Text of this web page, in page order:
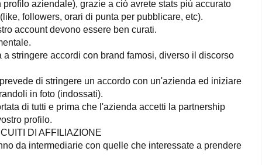
aziendale), grazie a ciò avrete stats più accurato
followers, orari di punta per pubblicare, etc).
account devono essere ben curati.
stringere accordi con brand famosi, diverso il discorso
di stringere un accordo con un'azienda ed iniziare
in foto (indossati).
di tutti e prima che l'azienda accetti la partnership
profilo.
DI AFFILIAZIONE
da intermediarie con quelle che interessate a prendere